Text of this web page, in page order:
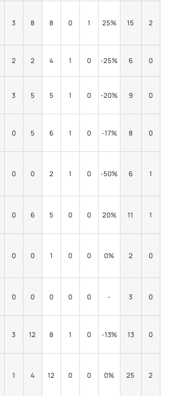
3 8 8 0 1 25% 15 2
2 2 4 1 0 -25% 6 0
3 5 5 1 0 -20% 9 0
0 5 6 1 0 -17% 8 0
0 0 2 1 0 -50% 6 1
0 6 5 0 0 20% 11 1
0 0 1 0 0 0% 2 0
0 0 0 0 0 - 3 0
3 12 8 1 0 -13% 13 0
1 4 12 0 0 0% 25 2